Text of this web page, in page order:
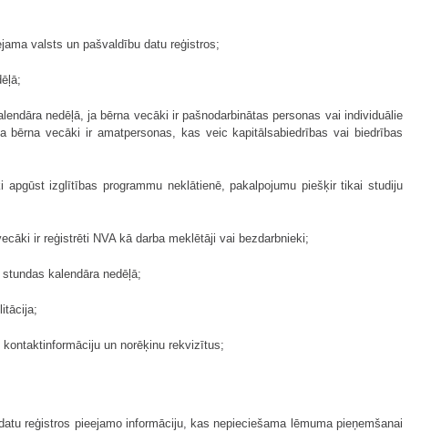
valsts un pašvaldību datu reģistros;
nedēļā, ja bērna vecāki ir pašnodarbinātas personas vai individuālie
bērna vecāki ir amatpersonas, kas veic kapitālsabiedrības vai biedrības
izglītības programmu neklātienē, pakalpojumu piešķir tikai studiju
ir reģistrēti NVA kā darba meklētāji vai bezdarbnieki;
kalendāra nedēļā;
un norēķinu rekvizītus;
reģistros pieejamo informāciju, kas nepieciešama lēmuma pieņemšanai